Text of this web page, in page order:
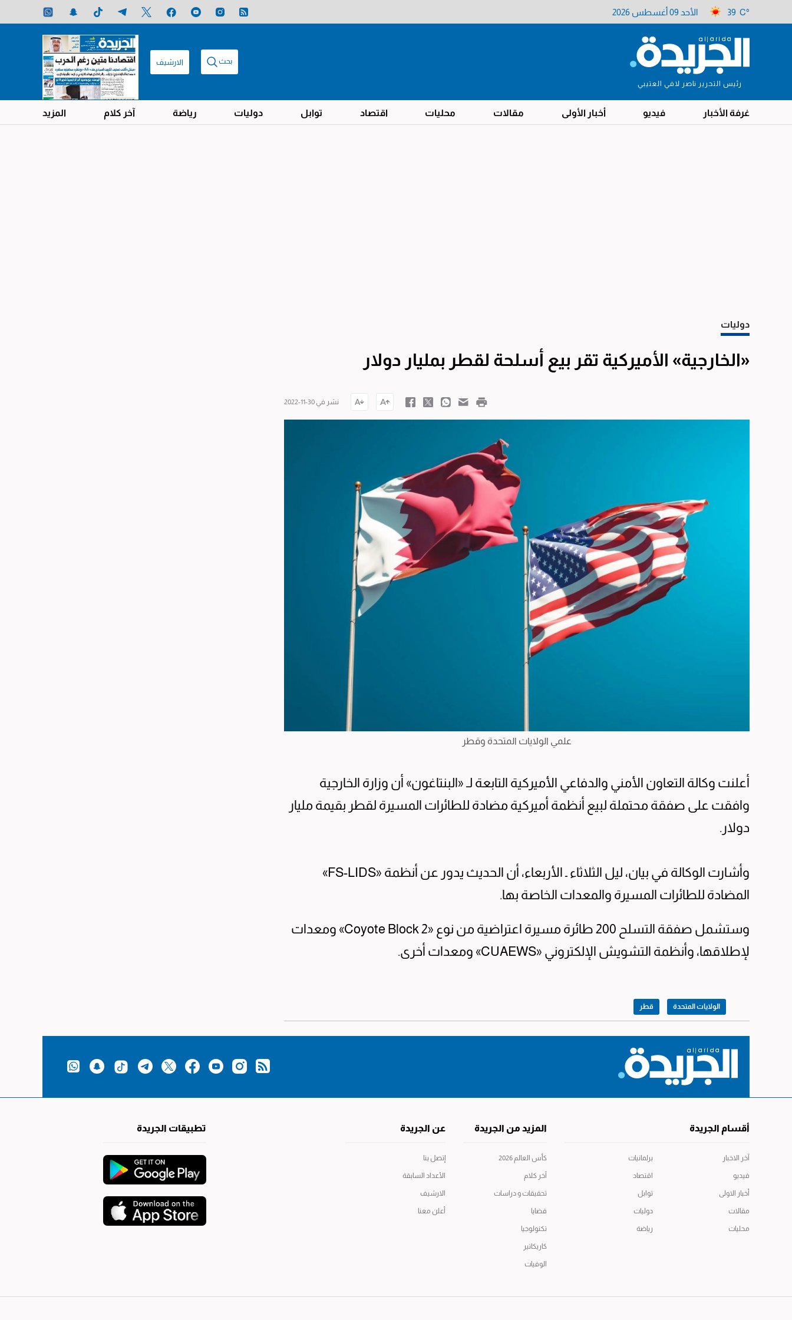
39 C° الأحد 09 أغسطس 2026
رئيس التحرير ناصر لافي العتيبي
بحث الارشيف
غرفة الأخبار فيديو أخبار الأولى مقالات محليات اقتصاد توابل دوليات رياضة آخر كلام المزيد
دوليات
«الخارجية» الأميركية تقر بيع أسلحة لقطر بمليار دولار
نشر في 30-11-2022
علمي الولايات المتحدة وقطر
أعلنت وكالة التعاون الأمني والدفاعي الأميركية التابعة لـ «البنتاغون» أن وزارة الخارجية
وافقت على صفقة محتملة لبيع أنظمة أميركية مضادة للطائرات المسيرة لقطر بقيمة مليار
دولار.
وأشارت الوكالة في بيان، ليل الثلاثاء ـ الأربعاء، أن الحديث يدور عن أنظمة «FS-LIDS»
المضادة للطائرات المسيرة والمعدات الخاصة بها.
وستشمل صفقة التسلح 200 طائرة مسيرة اعتراضية من نوع «Coyote Block 2» ومعدات
لإطلاقها، وأنظمة التشويش الإلكتروني «CUAEWS» ومعدات أخرى.
الولايات المتحدة قطر
أقسام الجريدة
آخر الاخبار
فيديو
أخبار الاولى
مقالات
محليات
برلمانيات
اقتصاد
توابل
دوليات
رياضة
المزيد من الجريدة
كأس العالم 2026
آخر كلام
تحقيقات و دراسات
قضايا
تكنولوجيا
كاريكاتير
الوفيات
عن الجريدة
إتصل بنا
الأعداد السابقة
الارشيف
أعلن معنا
تطبيقات الجريدة